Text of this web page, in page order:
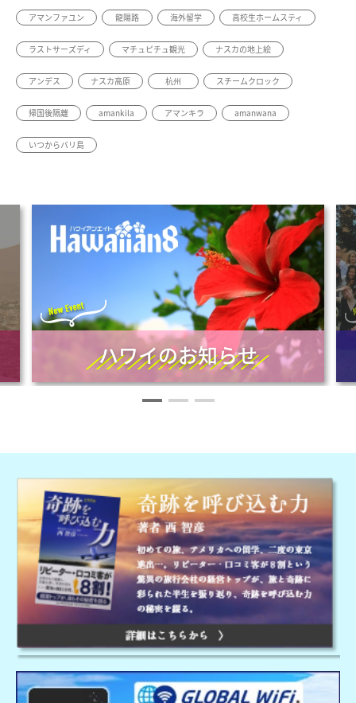
アマンファユン 龍陽路 海外留学 高校生ホームスティ
ラストサーズディ マチュピチュ観光 ナスカの地上絵
アンデス ナスカ高原 杭州 スチームクロック
帰国後隔離 amankila アマンキラ amanwana
いつからバリ島
ハワイのお知らせ